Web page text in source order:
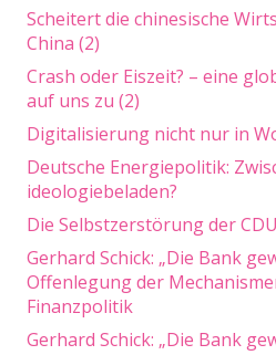
Scheitert die chinesische
China (2)
Crash oder Eiszeit? – eine
auf uns zu (2)
Digitalisierung nicht nur in
Deutsche Energiepolitik:
ideologiebeladen?
Die Selbstzerstörung der CDU
Gerhard Schick: „Die Bank
Offenlegung der
Finanzpolitik
Gerhard Schick: „Die Bank